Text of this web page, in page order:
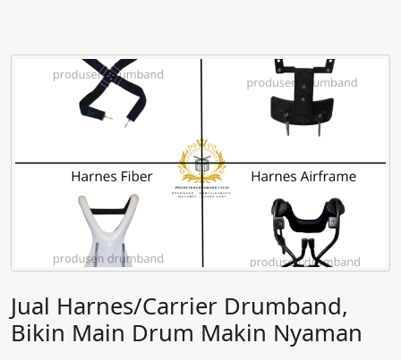
Jual Harnes/Carrier Drumband,
Bikin Main Drum Makin Nyaman